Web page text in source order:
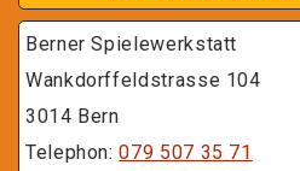
Berner Spielewerkstatt
Wankdorffeldstrasse 104
3014 Bern
Telephon:079 507 35 71